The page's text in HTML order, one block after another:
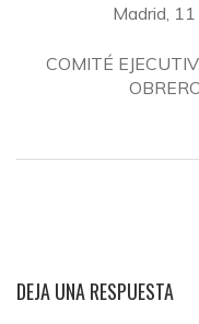
Madrid,
COMITÉ
DEJA UNA RESPUESTA